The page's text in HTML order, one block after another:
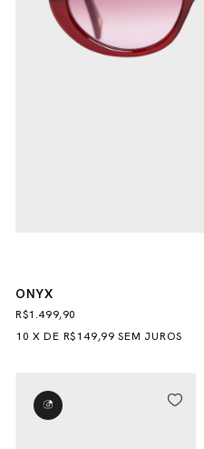
ONYX
R$1.499,90
10 XDE R$149,99 SEM JUROS